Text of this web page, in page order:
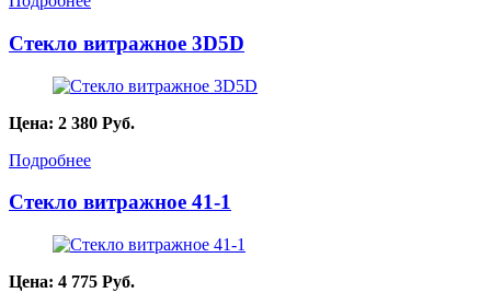
Стекло витражное 3D5D
Цена: 2 380 Руб.
Подробнее
Стекло витражное 41-1
Цена: 4 775 Руб.